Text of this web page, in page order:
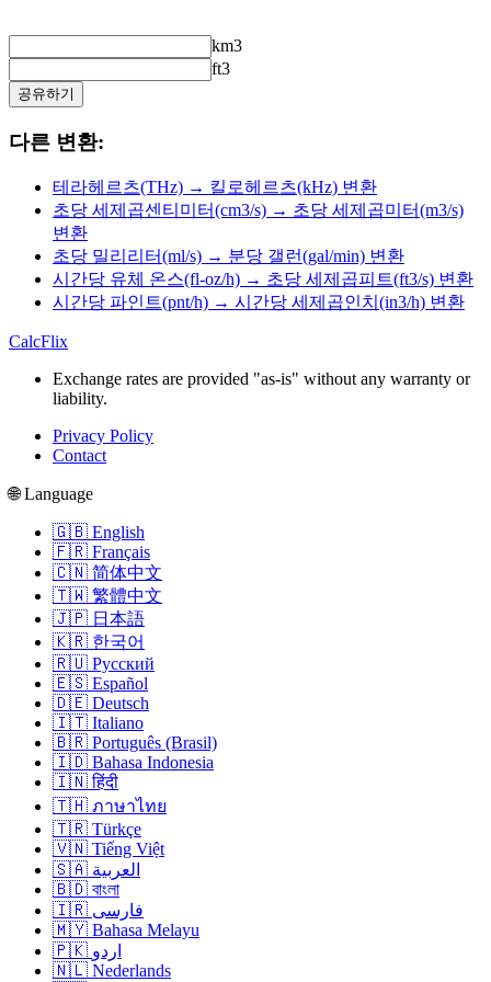
km3
ft3
공유하기
다른 변환:
테라헤르츠(THz) → 킬로헤르츠(kHz) 변환
초당 세제곱센티미터(cm3/s) → 초당 세제곱미터(m3/s)
변환
초당 밀리리터(ml/s) → 분당 갤런(gal/min) 변환
시간당 유체 온스(fl-oz/h) → 초당 세제곱피트(ft3/s) 변환
시간당 파인트(pnt/h) → 시간당 세제곱인치(in3/h) 변환
CalcFlix
Exchange rates are provided "as-is" without any warranty or
liability.
Privacy Policy
Contact
🌐 Language
🇬🇧 English
🇫🇷 Français
🇨🇳 简体中文
🇹🇼 繁體中文
🇯🇵 日本語
🇰🇷 한국어
🇷🇺 Русский
🇪🇸 Español
🇩🇪 Deutsch
🇮🇹 Italiano
🇧🇷 Português (Brasil)
🇮🇩 Bahasa Indonesia
🇮🇳 हिंदी
🇹🇭 ภาษาไทย
🇹🇷 Türkçe
🇻🇳 Tiếng Việt
🇸🇦 العربية
🇧🇩 বাংলা
🇮🇷 فارسی
🇲🇾 Bahasa Melayu
🇵🇰 اردو
🇳🇱 Nederlands